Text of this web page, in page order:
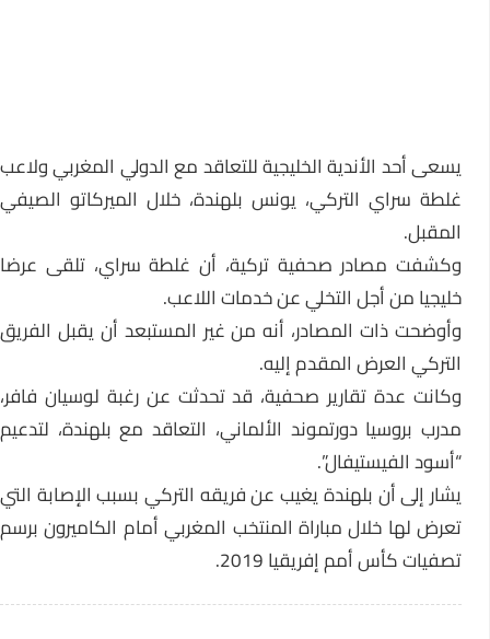
يسعى أحد الأندية الخليجية للتعاقد مع الدولي المغربي ولاعب
غلطة سراي التركي، يونس بلهندة، خلال الميركاتو الصيفي
المقبل.
وكشفت مصادر صحفية تركية، أن غلطة سراي، تلقى عرضا
خليجيا من أجل التخلي عن خدمات اللاعب.
وأوضحت ذات المصادر، أنه من غير المستبعد أن يقبل الفريق
التركي العرض المقدم إليه.
وكانت عدة تقارير صحفية، قد تحدثت عن رغبة لوسيان فافر،
مدرب بروسيا دورتموند الألماني، التعاقد مع بلهندة، لتدعيم
“أسود الفيستيفال”.
يشار إلى أن بلهندة يغيب عن فريقه التركي بسبب الإصابة التي
تعرض لها خلال مباراة المنتخب المغربي أمام الكاميرون برسم
تصفيات كأس أمم إفريقيا 2019.